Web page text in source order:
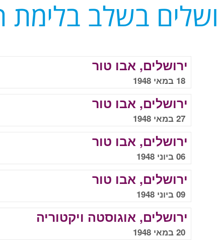
בשלב
ירושלים, אבו טור
18 במאי 1948
ירושלים, אבו טור
27 במאי 1948
ירושלים, אבו טור
06 ביוני 1948
ירושלים, אבו טור
09 ביוני 1948
ירושלים, אוגוסטה ויקטוריה
20 במאי 1948